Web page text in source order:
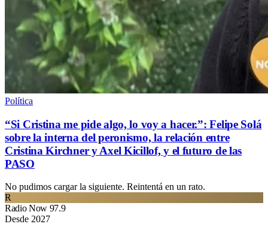
Política
“Si Cristina me pide algo, lo voy a hacer.”: Felipe Solá
sobre la interna del peronismo, la relación entre
Cristina Kirchner y Axel Kicillof, y el futuro de las
PASO
No pudimos cargar la siguiente. Reintentá en un rato.
R
Radio Now 97.9
Desde 2027